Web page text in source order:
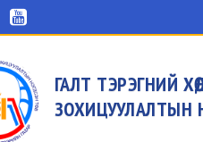
ГАЛТ ТЭРЭГНИЙ
ЗОХИЦУУЛАЛТЫН